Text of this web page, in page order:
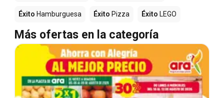
Éxito Hamburguesa Éxito Pizza Éxito LEGO
Más ofertas en la categoría